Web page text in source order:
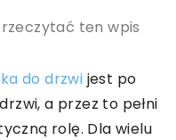
ten wpis
do drzwi jest po
a przez to pełni
rolę. Dla wielu